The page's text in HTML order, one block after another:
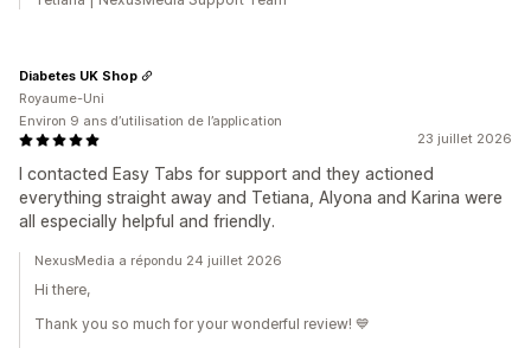
23 juillet 2026
I contacted Easy Tabs for support and they actioned
everything straight away and Tetiana, Alyona and Karina were
all especially helpful and friendly.
Diabetes UK Shop
Royaume-Uni
Environ 9 ans d’utilisation de l’application
NexusMedia a répondu 24 juillet 2026
Hi there,
Thank you so much for your wonderful review! 💙